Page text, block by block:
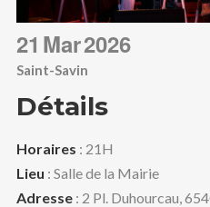
CONTACT
OCCITAN
RECHERCHE
21 Mar2026
Saint-Savin
Détails
Horaires : 21H
Lieu : Salle de la Mairie
Adresse: 2 Pl. Duhourcau,